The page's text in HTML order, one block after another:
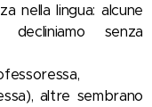
nella lingua: alcune
senza
altre sembrano